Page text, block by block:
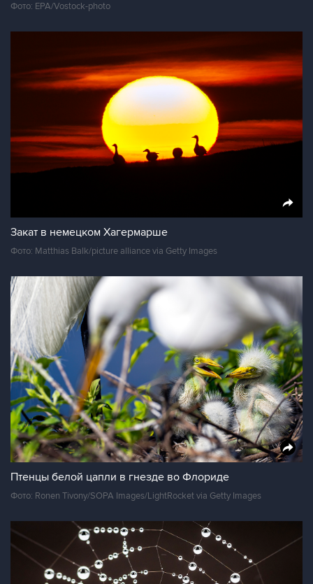
Фото: EPA/Vostock-photo
Закат в немецком Хагермарше
Фото: Matthias Balk/picture alliance via Getty Images
Птенцы белой цапли в гнезде во Флориде
Фото: Ronen Tivony/SOPA Images/LightRocket via Getty Images